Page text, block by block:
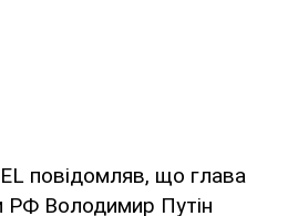
повідомляв, що глава
РФ Володимир Путін